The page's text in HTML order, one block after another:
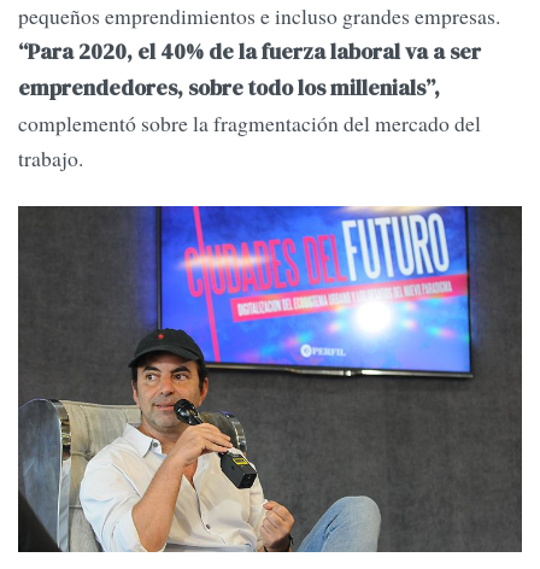
pequeños emprendimientos e incluso grandes empresas.
“Para 2020, el 40% de la fuerza laboral va a ser
emprendedores, sobre todo los millenials”,
complementó sobre la fragmentación del mercado del
trabajo.